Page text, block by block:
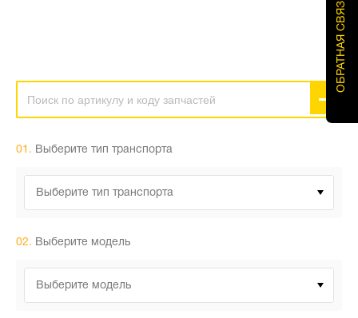
01. Выберите тип транспорта
Выберите тип транспорта
02. Выберите модель
Выберите модель
ОБРАТНАЯ СВЯЗЬ